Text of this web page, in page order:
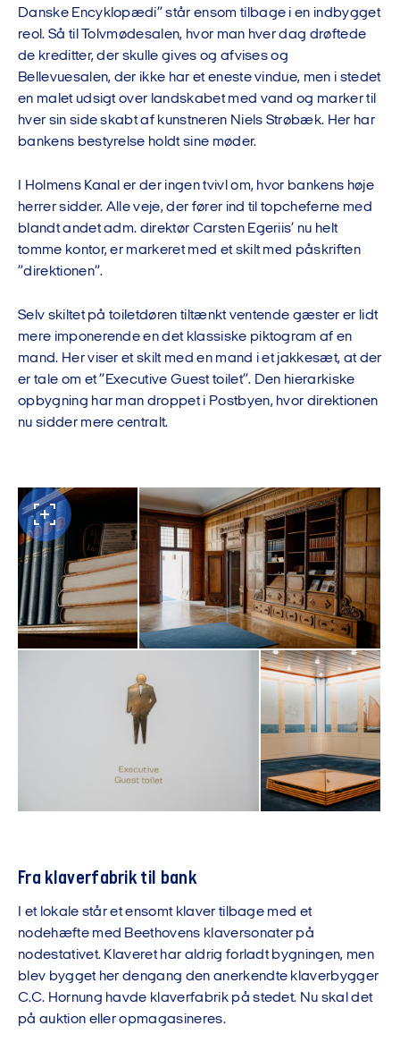
Danske Encyklopædi” står ensom tilbage i en indbygget
reol. Så til Tolvmødesalen, hvor man hver dag drøftede
de kreditter, der skulle gives og afvises og
Bellevuesalen, der ikke har et eneste vindue, men i stedet
en malet udsigt over landskabet med vand og marker til
hver sin side skabt af kunstneren Niels Strøbæk. Her har
bankens bestyrelse holdt sine møder.
I Holmens Kanal er der ingen tvivl om, hvor bankens høje
herrer sidder. Alle veje, der fører ind til topcheferne med
blandt andet adm. direktør Carsten Egeriis’ nu helt
tomme kontor, er markeret med et skilt med påskriften
”direktionen”.
Selv skiltet på toiletdøren tiltænkt ventende gæster er lidt
mere imponerende en det klassiske piktogram af en
mand. Her viser et skilt med en mand i et jakkesæt, at der
er tale om et ”Executive Guest toilet”. Den hierarkiske
opbygning har man droppet i Postbyen, hvor direktionen
nu sidder mere centralt.
Fra klaverfabrik til bank
I et lokale står et ensomt klaver tilbage med et
nodehæfte med Beethovens klaversonater på
nodestativet. Klaveret har aldrig forladt bygningen, men
blev bygget her dengang den anerkendte klaverbygger
C.C. Hornung havde klaverfabrik på stedet. Nu skal det
på auktion eller opmagasineres.